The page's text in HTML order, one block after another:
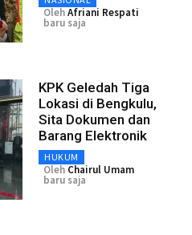
OlehAfriani Respati
baru saja
KPK Geledah Tiga
Lokasi di Bengkulu,
Sita Dokumen dan
Barang Elektronik
HUKUM
Oleh Chairul Umam
baru saja